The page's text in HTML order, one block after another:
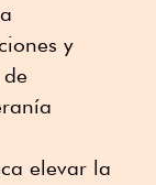
y
elevar la